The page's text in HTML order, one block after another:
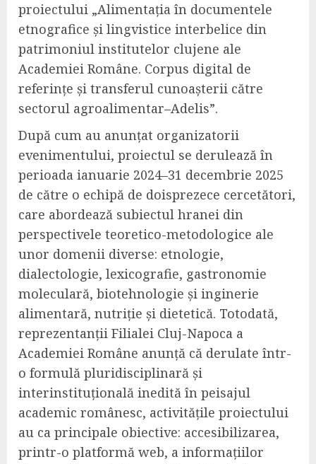
proiectului „Alimentația în documentele
etnografice și lingvistice interbelice din
patrimoniul institutelor clujene ale
Academiei Române. Corpus digital de
referințe și transferul cunoașterii către
sectorul agroalimentar–Adelis”.
După cum au anunțat organizatorii
evenimentului, proiectul se derulează în
perioada ianuarie 2024–31 decembrie 2025
de către o echipă de doisprezece cercetători,
care abordează subiectul hranei din
perspectivele teoretico-metodologice ale
unor domenii diverse: etnologie,
dialectologie, lexicografie, gastronomie
moleculară, biotehnologie și inginerie
alimentară, nutriție și dietetică. Totodată,
reprezentanții Filialei Cluj-Napoca a
Academiei Române anunță că derulate într-
o formulă pluridisciplinară și
interinstituțională inedită în peisajul
academic românesc, activitățile proiectului
au ca principale obiective: accesibilizarea,
printr-o platformă web, a informațiilor